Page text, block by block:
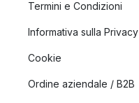
Termini e Condizioni
Informativa sulla Privacy
Cookie
Ordine aziendale / B2B